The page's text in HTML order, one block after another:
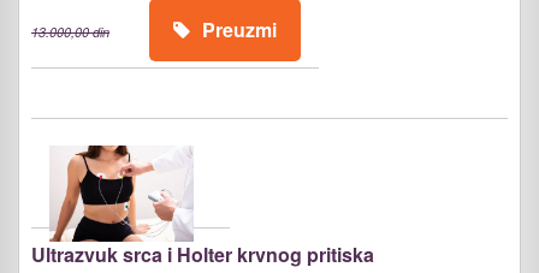
13.000,00 din Preuzmi
Ultrazvuk srca i Holter krvnog pritiska